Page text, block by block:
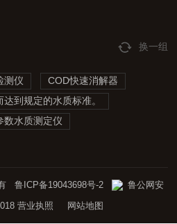
换一组
测仪
COD快速消解器
达到规定的水质标准。
数水质测定仪
鲁ICP备19043698号-2
鲁公网安
营业执照 网站地图